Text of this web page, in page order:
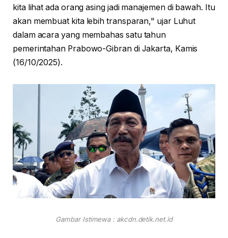
kita lihat ada orang asing jadi manajemen di bawah. Itu
akan membuat kita lebih transparan," ujar Luhut
dalam acara yang membahas satu tahun
pemerintahan Prabowo-Gibran di Jakarta, Kamis
(16/10/2025).
Gambar Istimewa : akcdn.detik.net.id